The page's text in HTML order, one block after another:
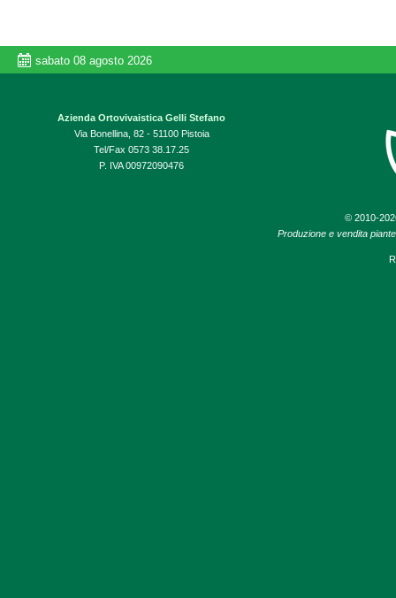
sabato 08 agosto 2026
Azienda Ortovivaistica Gelli Stefano
Via Bonellina, 82 - 51100 Pistoia
Tel/Fax 0573 38.17.25
P. IVA 00972090476
© 2010-
Produzione e vendita